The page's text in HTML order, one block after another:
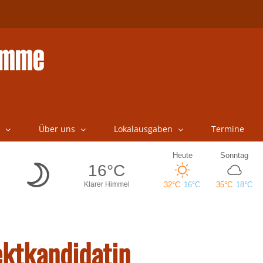
Über uns Lokalausgaben Termine